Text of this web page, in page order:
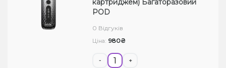
картриджем) Багаторазовий
POD
0 Відгуків
Ціна: 980₴
- +